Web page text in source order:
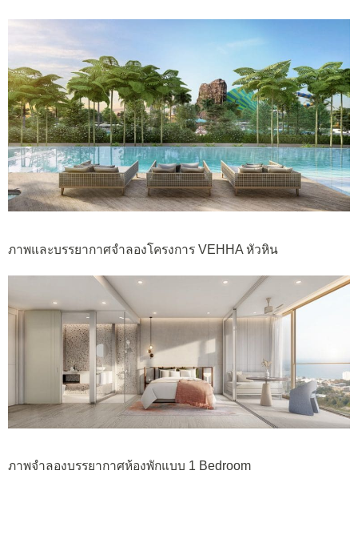
ภาพและบรรยากาศจำลองโครงการ VEHHA หัวหิน
ภาพจำลองบรรยากาศห้องพักแบบ 1 Bedroom